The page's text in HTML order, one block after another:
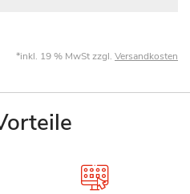
*inkl. 19 % MwSt zzgl. Versandkosten